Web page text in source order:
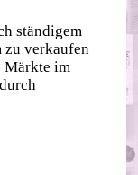
ständigem
zu verkaufen
Märkte im